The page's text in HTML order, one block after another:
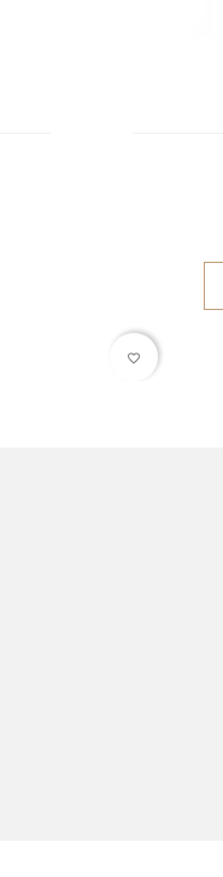
favorite_border